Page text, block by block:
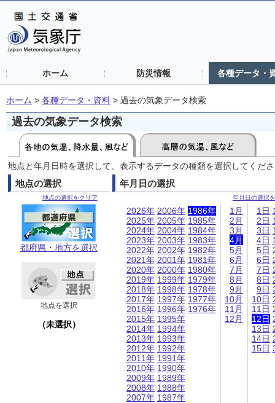
ホーム 防災情報 各種データ・
ホーム > 各種データ・資料 > 過去の気象データ検索
過去の気象データ検索
地点と年月日時を選択して、表示するデータの種類を選択してくだ
地点の選択
地点の選択をクリア
都府県・地方を選択
地点を選択
（未選択）
年月日の選択
年月日の選択
2026年
2025年
2024年
2023年
2022年
2021年
2020年
2019年
2018年
2017年
2016年
2015年
2014年
2013年
2012年
2011年
2010年
2009年
2008年
2007年
2006年
2005年
2004年
2003年
2002年
2001年
2000年
1999年
1998年
1997年
1996年
1995年
1994年
1993年
1992年
1991年
1990年
1989年
1988年
1987年
1986年
1985年
1984年
1983年
1982年
1981年
1980年
1979年
1978年
1977年
1976年
1月
2月
3月
4月
5月
6月
7月
8月
9月
10月
11月
12月
1日
2日
3日
4日
5日
6日
7日
8日
9日
10日
11日
12日
13日
14日
15日